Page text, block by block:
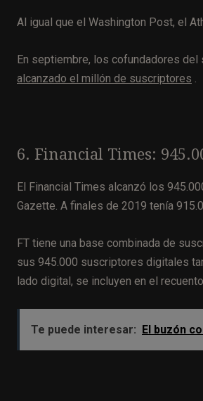
Al igual que el Washington Post, el
En septiembre, los cofundadores
alcanzado el millón de suscriptores .
6. Financial Times:
El Financial Times alcanzó los
Gazette. A finales de 2019 tenía
FT tiene una base combinada de
sus 945.000 suscriptores digitales
lado digital, se incluyen en el
Te puede interesar: El buzón